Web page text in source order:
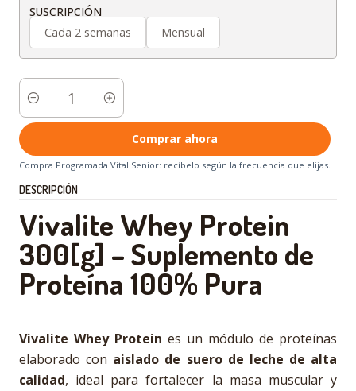
SUSCRIPCIÓN
Cada 2 semanas
Mensual
Cantidad
Comprar ahora
Compra Programada Vital Senior: recíbelo según la frecuencia que elijas.
DESCRIPCIÓN
Vivalite Whey Protein
300[g] – Suplemento de
Proteína 100% Pura
Vivalite Whey Protein es un módulo de proteínas
elaborado con aislado de suero de leche de alta
calidad, ideal para fortalecer la masa muscular y